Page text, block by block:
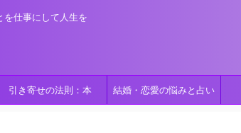
を仕事にして人生を
引き寄せの法則：本 結婚・恋愛の悩みと占い